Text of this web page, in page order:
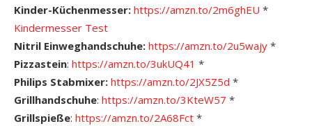
Kinder-Küchenmesser: https://amzn.to/2m6ghEU *
Kindermesser Test
Nitril Einweghandschuhe: https://amzn.to/2u5wajy *
Pizzastein: https://amzn.to/3ukUQ41 *
Philips Stabmixer: https://amzn.to/2JX5Z5d *
Grillhandschuhe: https://amzn.to/3KteW57 *
Grillspieße: https://amzn.to/2A68Fct *